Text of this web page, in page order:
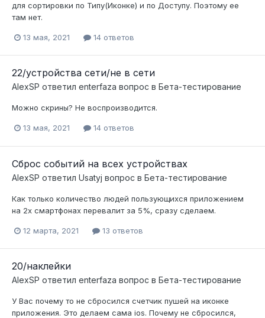
для сортировки по Типу(Иконке) и по Доступу. Поэтому ее
там нет.
13 мая, 2021 14 ответов
22/устройства сети/не в сети
AlexSP ответил enterfaza вопрос в Бета-тестирование
Можно скрины? Не воспроизводится.
13 мая, 2021 14 ответов
Сброс событий на всех устройствах
AlexSP ответил Usatyj вопрос в Бета-тестирование
Как только количество людей пользующихся приложением
на 2х смартфонах перевалит за 5%, сразу сделаем.
12 марта, 2021 13 ответов
20/наклейки
AlexSP ответил enterfaza вопрос в Бета-тестирование
У Вас почему то не сбросился счетчик пушей на иконке
приложения. Это делаем сама ios. Почему не сбросился,